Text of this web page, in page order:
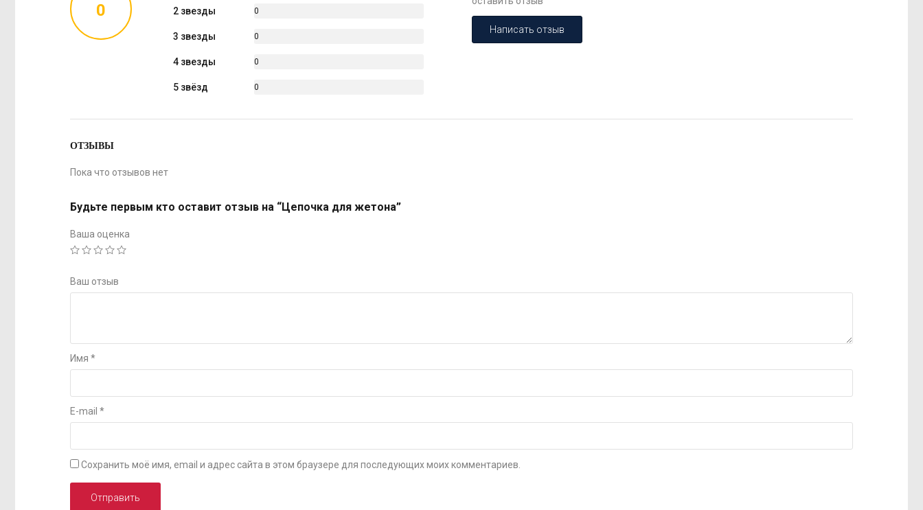
0 2 звезды
0
3 звезды
0
4 звезды
0
5 звёзд
0
Написать отзыв
ОТЗЫВЫ
Пока что отзывов нет
Будьте первым кто оставит отзыв на “Цепочка для жетона”
Ваша оценка
Ваш отзыв
Имя *
E-mail *
Сохранить моё имя, email и адрес сайта в этом браузере для последующих моих комментариев.